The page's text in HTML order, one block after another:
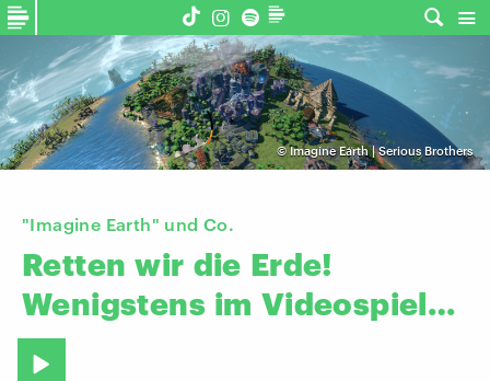
©Imagine Earth | Serious Brothers
"Imagine Earth" und Co.
Retten wir die Erde!
Wenigstens im Videospiel…